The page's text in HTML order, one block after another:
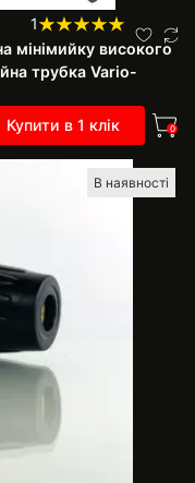
1
мінімийку високого
трубка Vario-
Купити в 1 клік 0
В наявності